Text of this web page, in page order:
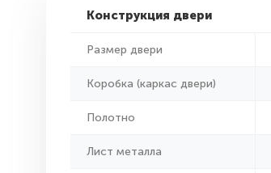
Конструкция двери
Размер двери
Коробка (каркас двери)
Полотно
Лист металла